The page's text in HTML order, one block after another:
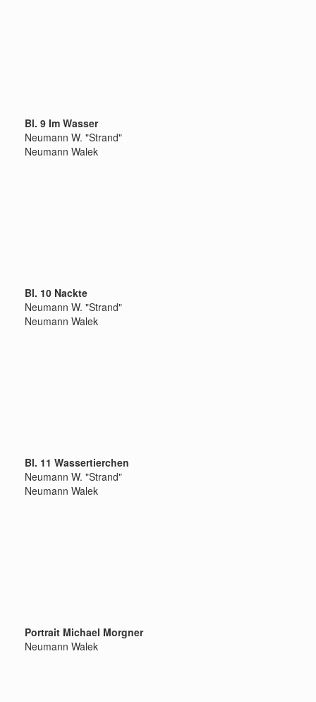
Bl. 9 Im Wasser
Neumann W. "Strand"
Neumann Walek
Bl. 10 Nackte
Neumann W. "Strand"
Neumann Walek
Bl. 11 Wassertierchen
Neumann W. "Strand"
Neumann Walek
Portrait Michael Morgner
Neumann Walek